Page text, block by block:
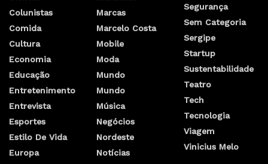
Colunistas
Comida
Cultura
Economia
Educação
Entretenimento
Entrevista
Esportes
Estilo De Vida
Europa
Marcas
Marcelo Costa
Mobile
Moda
Mundo
Mundo
Música
Negócios
Nordeste
Notícias
Segurança
Sem Categoria
Sergipe
Startup
Sustentabilidade
Teatro
Tech
Tecnologia
Viagem
Vinicius Melo